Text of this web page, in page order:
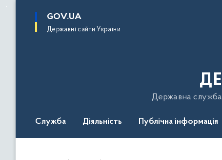
основного
GOV.UA
Державні сайти України
Державна служба
Служба Діяльність Публічна інформація